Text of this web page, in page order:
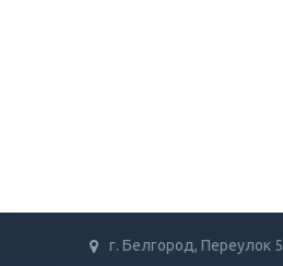
г. Белгород, Переулок